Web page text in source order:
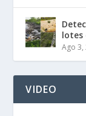
lotes
Ago 3,
VIDEO